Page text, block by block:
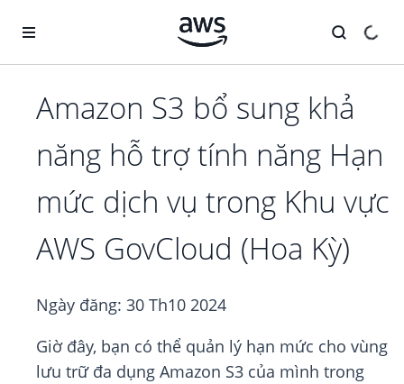
Amazon S3 bổ sung khả
năng hỗ trợ tính năng Hạn
mức dịch vụ trong Khu vực
AWS GovCloud (Hoa Kỳ)
Ngày đăng: 30 Th10 2024
Giờ đây, bạn có thể quản lý hạn mức cho vùng
lưu trữ đa dụng Amazon S3 của mình trong